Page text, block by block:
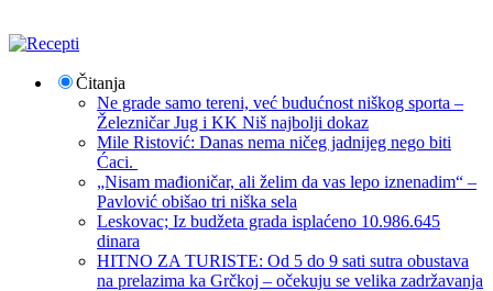
Čitanja
Ne grade samo tereni, već budućnost niškog sporta –
Železničar Jug i KK Niš najbolji dokaz
Mile Ristović: Danas nema ničeg jadnijeg nego biti
Ćaci.
„Nisam mađioničar, ali želim da vas lepo iznenadim“ –
Pavlović obišao tri niška sela
Leskovac; Iz budžeta grada isplaćeno 10.986.645
dinara
HITNO ZA TURISTE: Od 5 do 9 sati sutra obustava
na prelazima ka Grčkoj – očekuju se velika zadržavanja